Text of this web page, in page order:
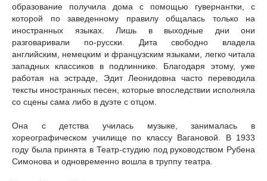
образование получила дома с помощью гувернантки, с
которой по заведенному правилу общалась только на
иностранных языках. Лишь в выходные дни они
разговаривали по-русски. Дита свободно владела
английским, немецким и французским языками, легко читала
западных классиков в подлиннике. Благодаря этому, уже
работая на эстраде, Эдит Леонидовна часто переводила
тексты иностранных песен, которые впоследствии исполняла
со сцены сама либо в дуэте с отцом.
Она с детства училась музыке, занималась в
хореографическом училище по классу Вагановой. В 1933
году была принята в Театр-студию под руководством Рубена
Симонова и одновременно вошла в труппу театра.